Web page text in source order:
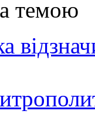
темою